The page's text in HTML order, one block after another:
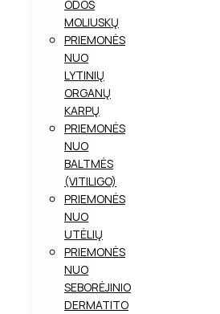
ODOS
MOLIUSKŲ
PRIEMONĖS
NUO
LYTINIŲ
ORGANŲ
KARPŲ
PRIEMONĖS
NUO
BALTMĖS
(VITILIGO)
PRIEMONĖS
NUO
UTĖLIŲ
PRIEMONĖS
NUO
SEBORĖJINIO
DERMATITO